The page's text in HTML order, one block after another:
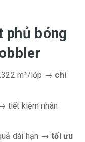
phủ bóng
m²/lớp → chi
tiết kiệm nhân
dài hạn → tối ưu